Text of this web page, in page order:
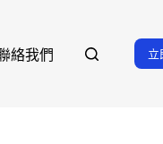
絡我們 立